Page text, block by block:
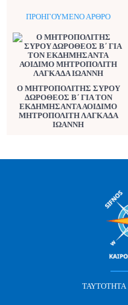
ΠΡΟΗΓΟΎΜΕΝΟ ΆΡΘΡΟ
Ο ΜΗΤΡΟΠΟΛΙΤΗΣ ΣΥΡΟΥ
ΔΩΡΟΘΕΟΣ Β΄ ΓΙΑ ΤΟΝ
ΕΚΔΗΜΗΣΑΝΤΑ ΑΟΙΔΙΜΟ
ΜΗΤΡΟΠΟΛΙΤΗ ΛΑΓΚΑΔΑ
ΙΩΑΝΝΗ
ΤΑΥΤΌΤΗΤΑ